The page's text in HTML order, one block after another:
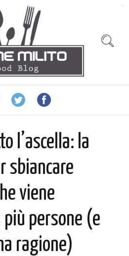
l’ascella: la
sbiancare
viene
persone (e
ragione)